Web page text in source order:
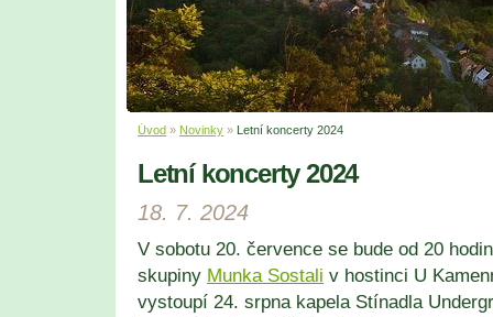
Úvod » Novinky » Letní koncerty 2024
Letní koncerty 2024
18. 7. 2024
V sobotu 20. července se bude od 20
skupiny Munka Sostali v hostinci U
vystoupí 24. srpna kapela Stínadla